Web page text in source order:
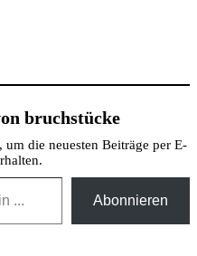
bruchstücke
die neuesten Beiträge per E-
Abonnieren